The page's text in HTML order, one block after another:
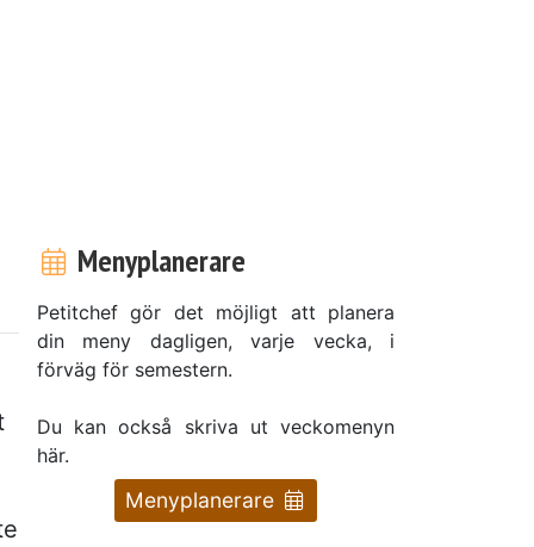
Menyplanerare
Petitchef gör det möjligt att planera
din meny dagligen, varje vecka, i
förväg för semestern.
Du kan också skriva ut veckomenyn
här.
Menyplanerare